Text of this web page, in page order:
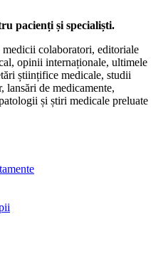
pacienți și specialiști.
colaboratori, editoriale
opinii internaționale, ultimele
științifice medicale, studii
lansări de medicamente,
și știri medicale preluate